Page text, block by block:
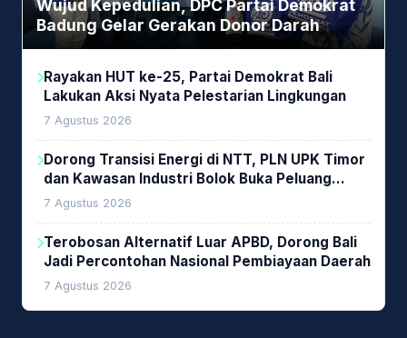
Wujud Kepedulian, DPC Partai Demokrat
Badung Gelar Gerakan Donor Darah
Rayakan HUT ke-25, Partai Demokrat Bali
Lakukan Aksi Nyata Pelestarian Lingkungan
7 Agustus 2026
Dorong Transisi Energi di NTT, PLN UPK Timor
dan Kawasan Industri Bolok Buka Peluang
Investasi Woodchip untuk Cofiring PLTU Bolok
7 Agustus 2026
Terobosan Alternatif Luar APBD, Dorong Bali
Jadi Percontohan Nasional Pembiayaan Daerah
7 Agustus 2026